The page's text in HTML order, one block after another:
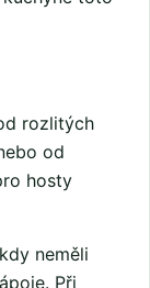
rozlitých
od
hosty
neměli
Při